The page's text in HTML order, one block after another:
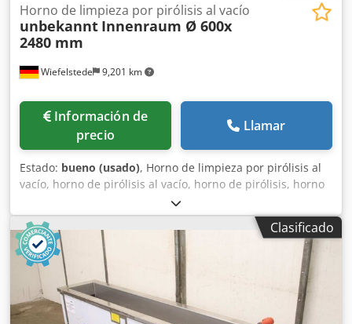
Wiefelstede 9,201 km
Horno de limpieza por pirólisis al vacío
unbekannt Innenraum Ø 600x
2480 mm
Información de
precio
Llamar
Estado: bueno (usado), Horno de limpieza por pirólisis al
vacío, horno de pirólisis al vacío, horno de pirólisis, horno
de limpieza, horno al vacío. -Horno de limpieza por
pirólisis al vacío: horno de pirólisis al vacío. -Tipo:
lamentablemente, sin indicación de tipo. -Apertura de
entrada: Ø 600 mm. -Cámara interior: Ø 600 x 2480 mm. -
Bomba de vacío: 2,35 kW, 1,33 m³/min. -Componentes
individuales: ver fotos. -Dimensiones: 5200/1635/A1760
mm. -Dimensiones de transporte: 3200/1635/A1760 mm /
2000/650/A610 mm. Codpfx Aezpii Delforf -Peso: 1210 kg.
Clasificado